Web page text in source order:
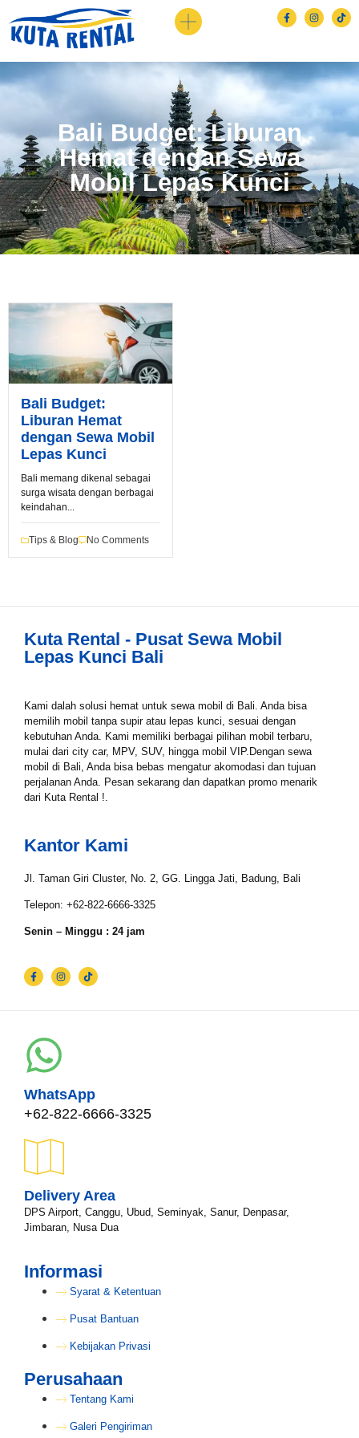
Bali Budget: Liburan
Hemat dengan Sewa
Mobil Lepas Kunci
Bali Budget:
Liburan Hemat
dengan Sewa Mobil
Lepas Kunci
Bali memang dikenal sebagai
surga wisata dengan berbagai
keindahan...
Tips & Blog No Comments
Kuta Rental - Pusat Sewa Mobil
Lepas Kunci Bali
Kami dalah solusi hemat untuk sewa mobil di Bali. Anda bisa
memilih mobil tanpa supir atau lepas kunci, sesuai dengan
kebutuhan Anda. Kami memiliki berbagai pilihan mobil terbaru,
mulai dari city car, MPV, SUV, hingga mobil VIP.Dengan sewa
mobil di Bali, Anda bisa bebas mengatur akomodasi dan tujuan
perjalanan Anda. Pesan sekarang dan dapatkan promo menarik
dari Kuta Rental !.
Book via WhatsApp
Nama*
Tgl Mulai*
Tgl Selesai*
Email*
Lokasi Pengiriman & Pengembalian
Kantor Kami
Jl. Taman Giri Cluster, No. 2, GG. Lingga Jati, Badung, Bali
Telepon: +62-822-6666-3325
Senin – Minggu : 24 jam
WhatsApp
+62-822-6666-3325
Delivery Area
DPS Airport, Canggu, Ubud, Seminyak, Sanur, Denpasar,
Jimbaran, Nusa Dua
Informasi
Syarat & Ketentuan
Pusat Bantuan
Kebijakan Privasi
Perusahaan
Tentang Kami
Galeri Pengiriman